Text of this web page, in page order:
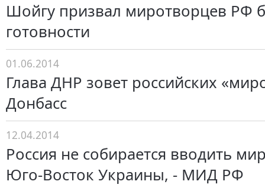
Шойгу призвал миротворцев РФ
готовности
01.06.2014
Глава ДНР зовет российских
Донбасс
12.04.2014
Россия не собирается вводить
Юго-Восток Украины, - МИД РФ